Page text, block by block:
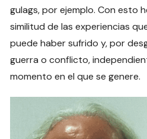
gulags, por ejemplo. Con esto
similitud de las experiencias
puede haber sufrido y, por
guerra o conflicto,
momento en el que se genere.